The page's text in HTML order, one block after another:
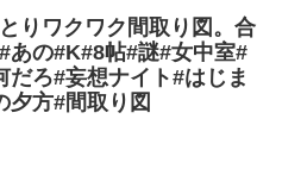
りワクワク間取り図。合
あの#K#8帖#謎#女中室#
だろ#妄想ナイト#はじま
夕方#間取り図